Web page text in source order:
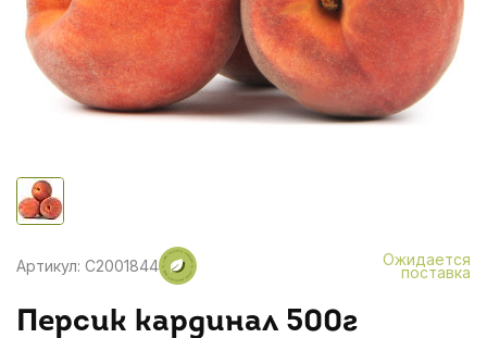
Артикул: C2001844 Ожидается
поставка
Персик кардинал 500г